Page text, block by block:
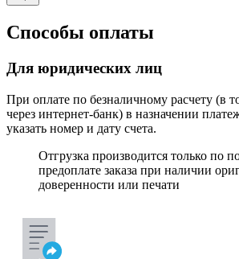
Способы оплаты
Для юридических лиц
При оплате по безналичному расчету (в
через интернет-банк) в назначении
указать номер и дату счета.
Отгрузка производится только по
предоплате заказа при наличии
доверенности или печати